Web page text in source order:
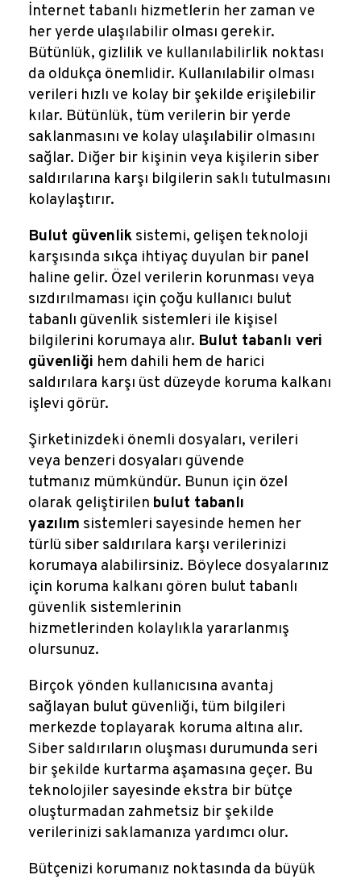
İnternet tabanlı hizmetlerin her zaman ve
her yerde ulaşılabilir olması gerekir.
Bütünlük, gizlilik ve kullanılabilirlik noktası
da oldukça önemlidir. Kullanılabilir olması
verileri hızlı ve kolay bir şekilde erişilebilir
kılar. Bütünlük, tüm verilerin bir yerde
saklanmasını ve kolay ulaşılabilir olmasını
sağlar. Diğer bir kişinin veya kişilerin siber
saldırılarına karşı bilgilerin saklı tutulmasını
kolaylaştırır.
Bulut güvenlik sistemi, gelişen teknoloji
karşısında sıkça ihtiyaç duyulan bir panel
haline gelir. Özel verilerin korunması veya
sızdırılmaması için çoğu kullanıcı bulut
tabanlı güvenlik sistemleri ile kişisel
bilgilerini korumaya alır. Bulut tabanlı veri
güvenliği hem dahili hem de harici
saldırılara karşı üst düzeyde koruma kalkanı
işlevi görür.
Şirketinizdeki önemli dosyaları, verileri
veya benzeri dosyaları güvende
tutmanız mümkündür. Bunun için özel
olarak geliştirilen bulut tabanlı
yazılım sistemleri sayesinde hemen her
türlü siber saldırılara karşı verilerinizi
korumaya alabilirsiniz. Böylece dosyalarınız
için koruma kalkanı gören bulut tabanlı
güvenlik sistemlerinin
hizmetlerinden kolaylıkla yararlanmış
olursunuz.
Birçok yönden kullanıcısına avantaj
sağlayan bulut güvenliği, tüm bilgileri
merkezde toplayarak koruma altına alır.
Siber saldırıların oluşması durumunda seri
bir şekilde kurtarma aşamasına geçer. Bu
teknolojiler sayesinde ekstra bir bütçe
oluşturmadan zahmetsiz bir şekilde
verilerinizi saklamanıza yardımcı olur.
Bütçenizi korumanız noktasında da büyük